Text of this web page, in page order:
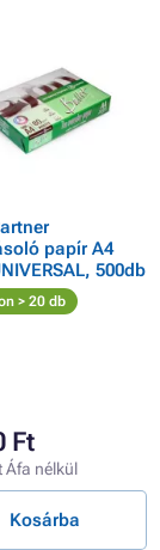
papír A4
500db
> 20 db
Ft
Áfa nélkül
Kosárba